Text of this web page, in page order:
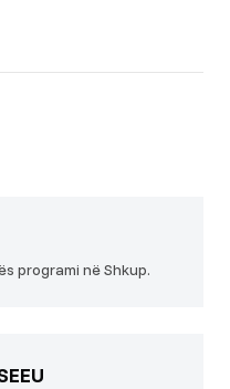
programi në Shkup.